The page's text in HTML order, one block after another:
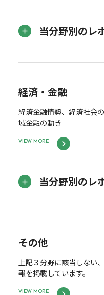
当分野別のレ
経済・金融
経済金融情勢、経済社会
域金融の動き
VIEW MORE
当分野別のレ
その他
上記３分野に該当しない
報を掲載しています。
VIEW MORE